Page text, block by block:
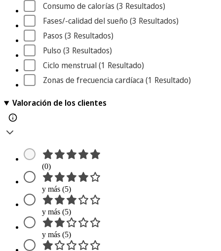
Consumo de calorías (3 Resultados)
Fases/-calidad del sueño (3 Resultados)
Pasos (3 Resultados)
Pulso (3 Resultados)
Ciclo menstrual (1 Resultado)
Zonas de frecuencia cardíaca (1 Resultado)
Valoración de los clientes
(0)
y más (5)
y más (5)
y más (5)